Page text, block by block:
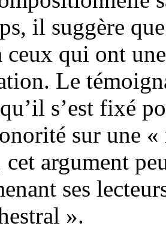
il suggère
ceux qui ont
Le
s’est fixé
sur une
cet argument
ses
».